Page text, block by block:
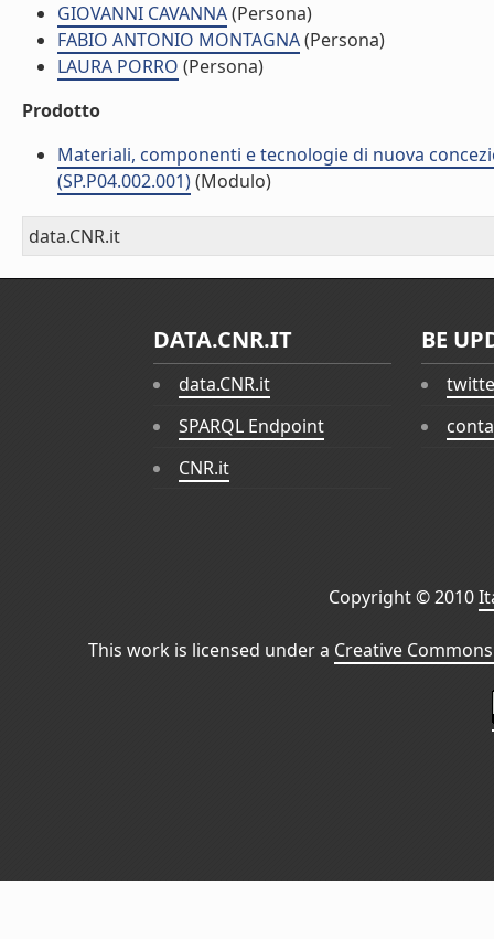
GIOVANNI CAVANNA(Persona)
FABIO ANTONIO MONTAGNA(Persona)
LAURA PORRO (Persona)
Prodotto
Materiali, componenti e tecnologie di nuova
(SP.P04.002.001)(Modulo)
data.CNR.it
DATA.CNR.IT
data.CNR.it
SPARQL Endpoint
CNR.it
BE
Copyright © 2010
This work is licensed under a Creative